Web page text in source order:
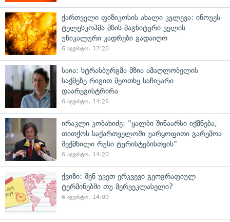
ქართველი ფიზიკოსის ახალი კვლევა: ინოუეს
ტელესკოპმა მზის მაგნიტური ველის
უნიკალური კადრები გადაიღო
6 აგვისტო, 17:20
საია: სტრასბურგმა მზია ამაღლობელის
საქმეზე რიგით მეოთხე საჩივარი
დაარეგისტრირა
6 აგვისტო, 14:26
ირაკლი კობახიძე: "ყალბი შინაარსი იქმნება,
თითქოს საქართველოში უარყოფითი გარემოა
შექმნილი რუსი ტურისტებისთვის"
6 აგვისტო, 14:20
ქვიზი: შენ უკეთ ერკვევი გეოგრაფიულ
ტერმინებში თუ მერვეკლასელი?
6 აგვისტო, 14:00